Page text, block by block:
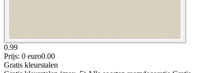
0.99
Prijs: 0 euro0.00
Gratis kleurstalen